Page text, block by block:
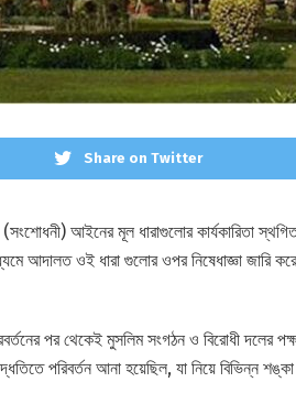
Share on Twitter
আইনের মূল ধারাগুলোর কার্যকারিতা
আদালত ওই ধারা গুলোর ওপর নিষেধাজ্ঞা জারি
পর থেকেই মুসলিম সংগঠন ও বিরোধী দলের
পরিবর্তন আনা হয়েছিল, যা নিয়ে বিভিন্ন শঙ্কা